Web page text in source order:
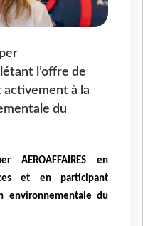
l’offre de
à la
du
AEROAFFAIRES en
et en participant
environnementale du